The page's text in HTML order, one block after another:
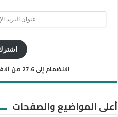
الانضمام إلى 27.6 من آلاف المشتركين الآخرين
أعلى المواضيع والصفحات